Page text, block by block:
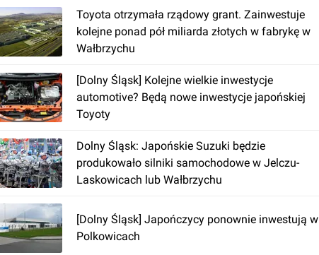
Toyota otrzymała rządowy grant. Zainwestuje
kolejne ponad pół miliarda złotych w fabrykę w
Wałbrzychu
[Dolny Śląsk] Kolejne wielkie inwestycje
automotive? Będą nowe inwestycje japońskiej
Toyoty
Dolny Śląsk: Japońskie Suzuki będzie
produkowało silniki samochodowe w Jelczu-
Laskowicach lub Wałbrzychu
[Dolny Śląsk] Japończycy ponownie inwestują w
Polkowicach